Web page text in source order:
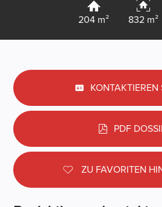
204 m² 832 m²
KONTAKTIEREN
PDF
ZU FAVORITEN